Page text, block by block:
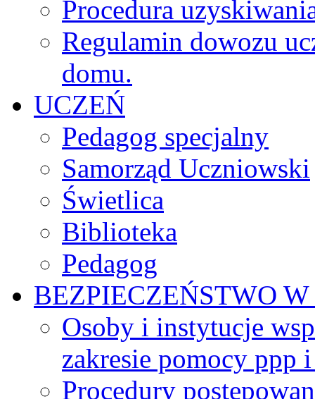
Procedura
Regulamin dowozu
domu.
UCZEŃ
Pedagog specjalny
Samorząd Uczniowski
Świetlica
Biblioteka
Pedagog
BEZPIECZEŃSTWO
Osoby i instytucje
zakresie pomocy ppp
Procedury